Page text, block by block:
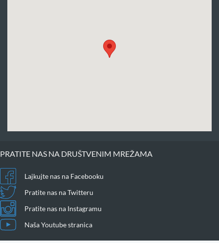
PRATITE NAS NA DRUŠTVENIM MREŽAMA
Lajkujte nas na Facebooku
Pratite nas na Twitteru
Pratite nas na Instagramu
Naša Youtube stranica